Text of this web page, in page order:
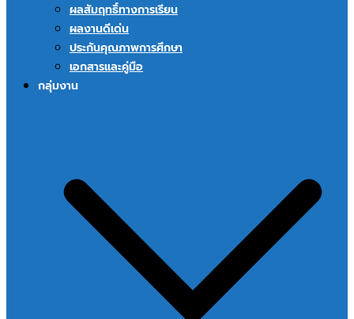
ผลสัมฤทธิ์ทางการเรียน
ผลงานดีเด่น
ประกันคุณภาพการศึกษา
เอกสารและคู่มือ
กลุ่มงาน